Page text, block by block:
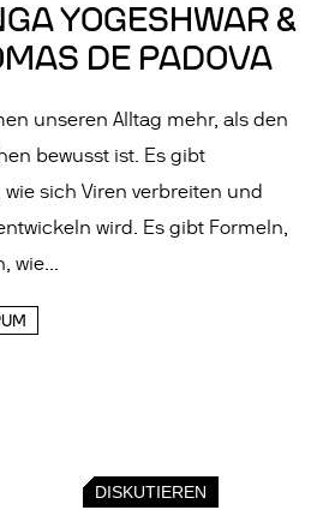
YOGESHWAR &
DE PADOVA
unseren Alltag mehr, als den
bewusst ist. Es gibt
sich Viren verbreiten und
wird. Es gibt Formeln,
wie...
DISKUTIEREN